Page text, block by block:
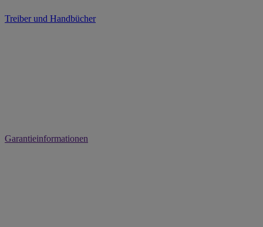
Treiber und Handbücher
Garantieinformationen